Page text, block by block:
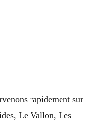
rapidement sur
Le Vallon, Les